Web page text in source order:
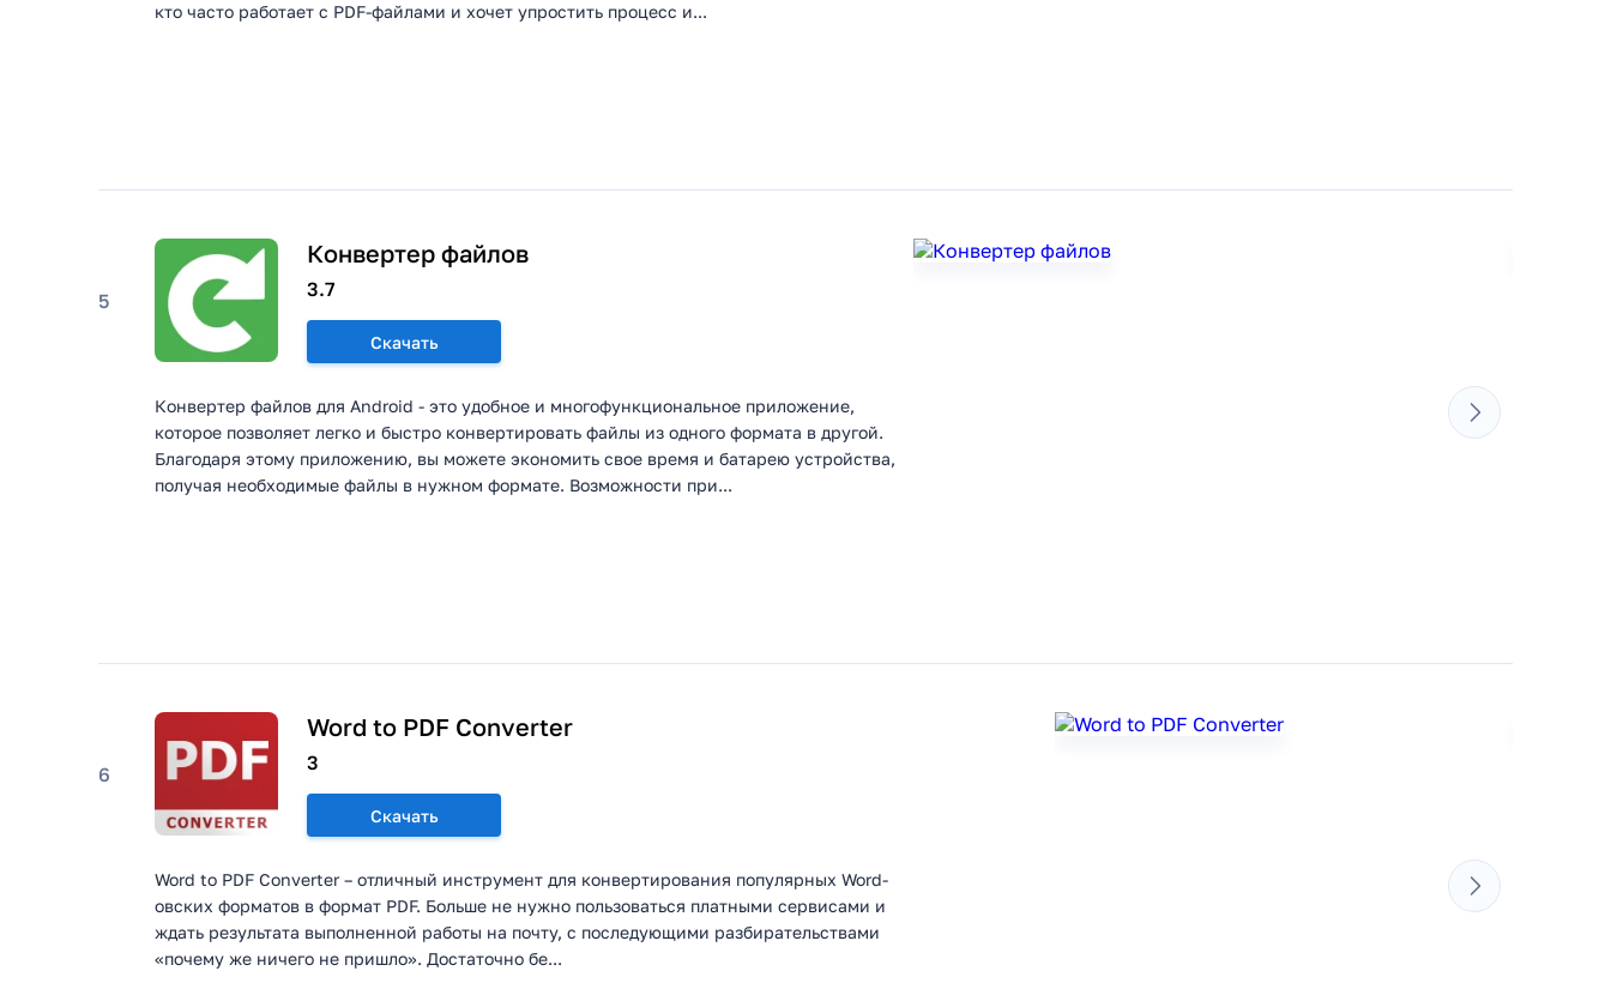
кто часто работает с PDF-файлами и хочет упростить процесс и...
5
Конвертер файлов
3.7
Скачать
Конвертер файлов для Android - это удобное и многофункциональное приложение,
которое позволяет легко и быстро конвертировать файлы из одного формата в другой.
Благодаря этому приложению, вы можете экономить свое время и батарею устройства,
получая необходимые файлы в нужном формате. Возможности при...
6
Word to PDF Converter
3
Скачать
Word to PDF Converter – отличный инструмент для конвертирования популярных Word-
овских форматов в формат PDF. Больше не нужно пользоваться платными сервисами и
ждать результата выполненной работы на почту, с последующими разбирательствами
«почему же ничего не пришло». Достаточно бе...